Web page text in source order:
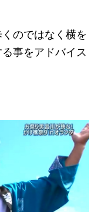
のではなく横を
事をアドバイス